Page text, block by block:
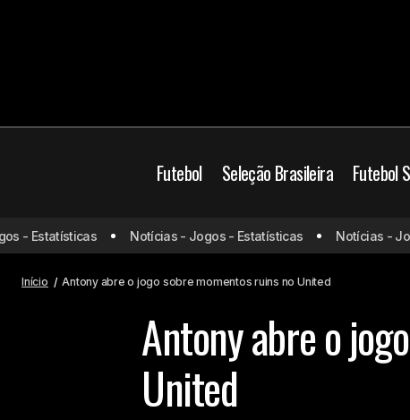
Futebol Seleção Brasileira Futebol
Pedrinho afirma que não pode vender
futebol do Vasco para qualquer um
Estatísticas Notícias - Jogos - Estatísticas Notícias -
Início Antony abre o jogo sobre momentos ruins no United
Antony abre o
United